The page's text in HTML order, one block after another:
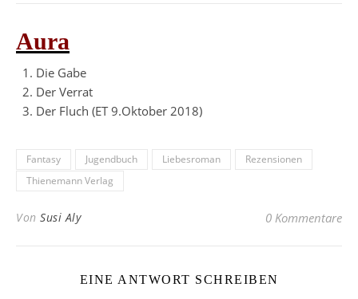
Aura
Die Gabe
Der Verrat
Der Fluch (ET 9.Oktober 2018)
Fantasy Jugendbuch Liebesroman
Rezensionen
Thienemann Verlag
Von Susi Aly 0 Kommentare
EINE ANTWORT SCHREIBEN